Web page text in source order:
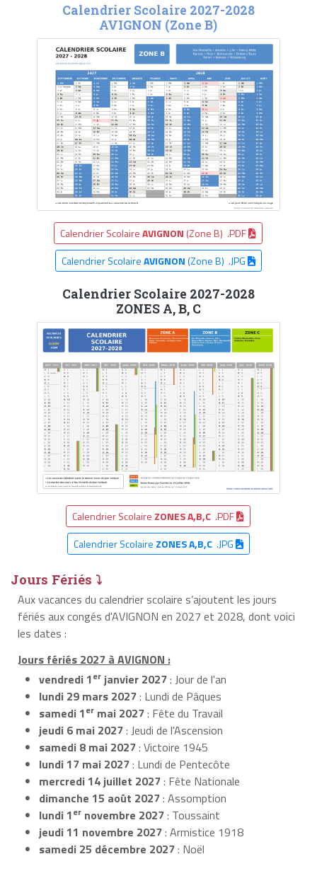
Calendrier Scolaire 2027-2028
AVIGNON (Zone B)
Calendrier ScolaireAVIGNON (Zone B) .PDF
Calendrier ScolaireAVIGNON(Zone B) .JPG
Calendrier Scolaire 2027-2028
ZONES A, B, C
Calendrier Scolaire ZONES A,B,C .PDF
Calendrier Scolaire ZONES A,B,C.JPG
Jours Fériés ⤵
Aux vacances du calendrier scolaire s’ajoutent les jours
fériés aux congés d'AVIGNON en 2027 et 2028, dont voici
les dates :
Jours fériés 2027 à AVIGNON :
vendredi 1er janvier 2027: Jour de l'an
lundi 29 mars 2027: Lundi de Pâques
samedi 1er mai 2027: Fête du Travail
jeudi 6 mai 2027: Jeudi de l'Ascension
samedi 8 mai 2027: Victoire 1945
lundi 17 mai 2027: Lundi de Pentecôte
mercredi 14 juillet 2027: Fête Nationale
dimanche 15 août 2027: Assomption
lundi 1er novembre 2027: Toussaint
jeudi 11 novembre 2027: Armistice 1918
samedi 25 décembre 2027: Noël